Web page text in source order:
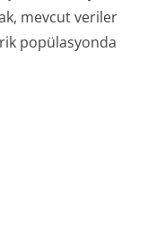
mevcut veriler
popülasyonda